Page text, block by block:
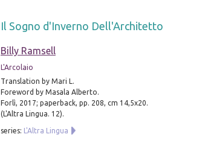
Il Sogno d'Inverno Dell'Architetto
Billy Ramsell
L'Arcolaio
Translation by Mari L.
Foreword by Masala Alberto.
Forlì, 2017; paperback, pp. 208, cm 14,5x20.
(L'Altra Lingua. 12).
series: L'Altra Lingua